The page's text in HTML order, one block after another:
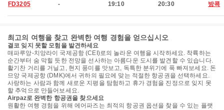
FD3205 - 19:10 20:30 방콕
최고의 여행을 찾고 완벽한 여행 경험을 얻으십시오
결코 잊지 못할 모험을 발견하세요
매파루앙-치앙라이 국제공항 (CEI)로의 놀라운 여행을 시작하세요. 착륙하는
순간부터 숨 막힐 듯한 전망을 선사하는 아름다운 도시를 발견할 수 있습니다.
활기찬 거리를 거닐고, 현지 풍미를 맛보고, 독특한 분위기에 푹 빠져보세요. 돈
므앙 국제공항 (DMK)에서 귀하의 필요에 맞는 적절한 항공권을 선택하세요.
사랑하는 사람과 함께 새로운 지평을 탐험하고 휴가 경험을 진정으로 잊지 못
할 추억으로 만들어보세요.
Airpaz로 완벽한 항공권을 찾으세요
원활한 여행 경험을 위해 에어파즈는 최적의 항공권 옵션을 찾을 수 있는 플랫